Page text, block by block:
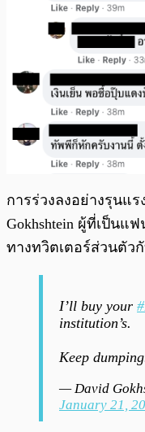
การร่วงลงอย่างรุนแ
Gokhshtein ผู้ที่เป็นแ
ทางทวิตเตอร์ส่วนตัว
I’ll buy your
institution’s.
Keep
— David
January 21,